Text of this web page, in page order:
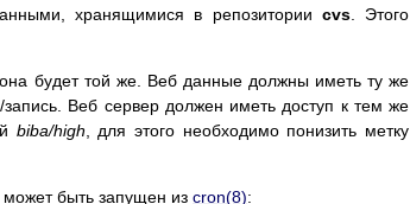
хранящимися в репозитории cvs. Этого
она будет той же. Веб данные должны иметь ту же
Веб сервер должен иметь доступ к тем же
biba/high , для этого необходимо понизить метку
может быть запущен из cron(8):